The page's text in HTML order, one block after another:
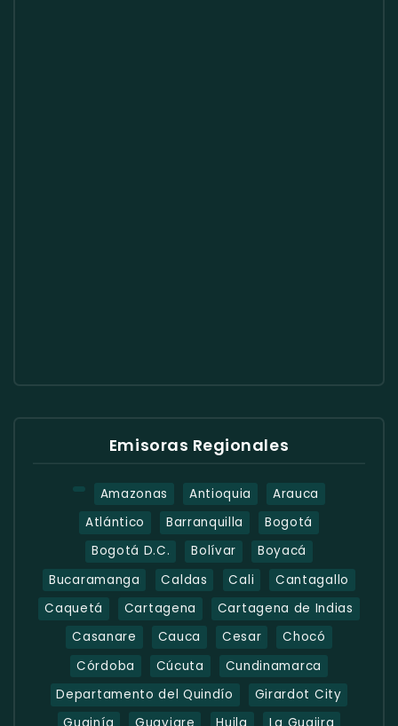
Emisoras Regionales
Amazonas Antioquia
Arauca
Atlántico
Barranquilla
Bogotá
Bogotá D.C.
Bolívar
Boyacá
Bucaramanga
Caldas Cali
Cantagallo
Caquetá
Cartagena
Cartagena de Indias
Casanare
Cauca Cesar
Chocó
Córdoba
Cúcuta
Cundinamarca
Departamento del Quindío
Girardot City